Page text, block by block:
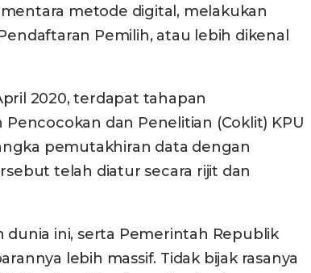
metode digital, melakukan
Pemilih, atau lebih dikenal
2020, terdapat tahapan
dan Penelitian (Coklit) KPU
pemutakhiran data dengan
telah diatur secara rijit dan
ini, serta Pemerintah Republik
lebih massif. Tidak bijak rasanya